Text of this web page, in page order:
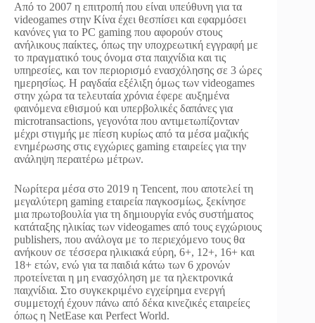
Από το 2007 η επιτροπή που είναι υπεύθυνη για τα
videogames στην Κίνα έχει θεσπίσει και εφαρμόσει
κανόνες για το PC gaming που αφορούν στους
ανήλικους παίκτες, όπως την υποχρεωτική εγγραφή με
το πραγματικό τους όνομα στα παιχνίδια και τις
υπηρεσίες, και τον περιορισμό ενασχόλησης σε 3 ώρες
ημερησίως. Η ραγδαία εξέλιξη όμως των videogames
στην χώρα τα τελευταία χρόνια έφερε αυξημένα
φαινόμενα εθισμού και υπερβολικές δαπάνες για
microtransactions, γεγονότα που αντιμετωπίζονταν
μέχρι στιγμής με πίεση κυρίως από τα μέσα μαζικής
ενημέρωσης στις εγχώριες gaming εταιρείες για την
ανάληψη περαιτέρω μέτρων.
Νωρίτερα μέσα στο 2019 η Tencent, που αποτελεί τη
μεγαλύτερη gaming εταιρεία παγκοσμίως, ξεκίνησε
μια πρωτοβουλία για τη δημιουργία ενός συστήματος
κατάταξης ηλικίας των videogames από τους εγχώριους
publishers, που ανάλογα με το περιεχόμενο τους θα
ανήκουν σε τέσσερα ηλικιακά εύρη, 6+, 12+, 16+ και
18+ ετών, ενώ για τα παιδιά κάτω των 6 χρονών
προτείνεται η μη ενασχόληση με τα ηλεκτρονικά
παιχνίδια. Στο συγκεκριμένο εγχείρημα ενεργή
συμμετοχή έχουν πάνω από δέκα κινεζικές εταιρείες
όπως η NetEase και Perfect World.